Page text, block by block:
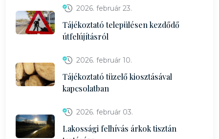
2026. február 23.
Tájékoztató településen kezdődő
útfelújításról
2026. február 10.
Tájékoztató tüzelő kiosztásával
kapcsolatban
2026. február 03.
Lakossági felhívás árkok tisztán